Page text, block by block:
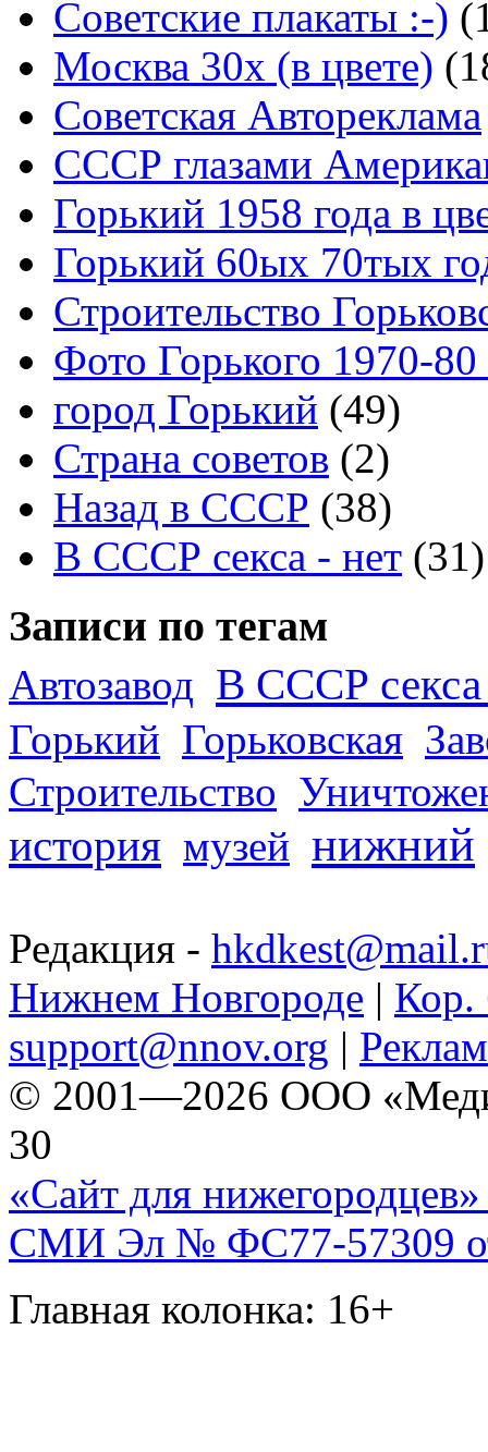
Советские плакаты :-)
Москва 30x (в цвете)
Советская Автореклама
СССР глазами
Горький 1958 года в
Горький 60ых 70тых
Строительство
Фото Горького 1970-80
город Горький (49)
Страна советов (2)
Назад в СССР (38)
В СССР секса - нет (31)
Записи по тегам
Автозавод В СССР секса
Горький Горьковская
Строительство
история музей нижний
Редакция -
Нижнем Новгороде | Кор.
support@nnov.org |
© 2001—2026 ООО
30
«Сайт для нижегородцев»
СМИ Эл № ФС77-57309
Главная колонка: 16+